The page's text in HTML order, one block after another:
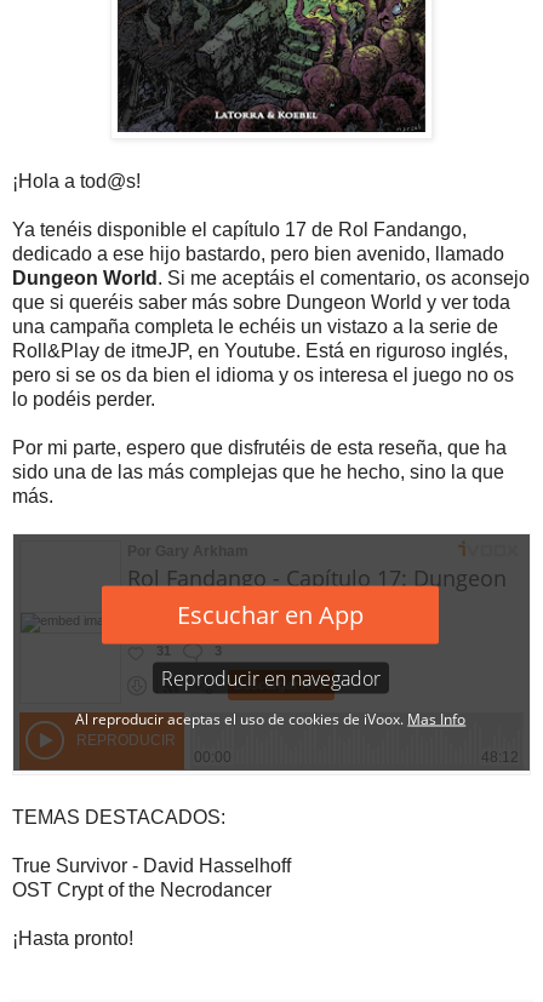
¡Hola a tod@s!
Ya tenéis disponible el capítulo 17 de Rol Fandango,
dedicado a ese hijo bastardo, pero bien avenido, llamado
Dungeon World . Si me aceptáis el comentario, os aconsejo
que si queréis saber más sobre Dungeon World y ver toda
una campaña completa le echéis un vistazo a la serie de
Roll&Play de itmeJP, en Youtube. Está en riguroso inglés,
pero si se os da bien el idioma y os interesa el juego no os
lo podéis perder.
Por mi parte, espero que disfrutéis de esta reseña, que ha
sido una de las más complejas que he hecho, sino la que
más.
TEMAS DESTACADOS:
True Survivor - David Hasselhoff
OST Crypt of the Necrodancer
¡Hasta pronto!